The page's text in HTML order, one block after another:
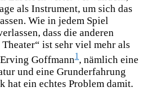
als Instrument, um sich das
Wie in jedem Spiel
dass die anderen
ist sehr viel mehr als
Goffmann1, nämlich eine
und eine Grunderfahrung
hat ein echtes Problem damit.